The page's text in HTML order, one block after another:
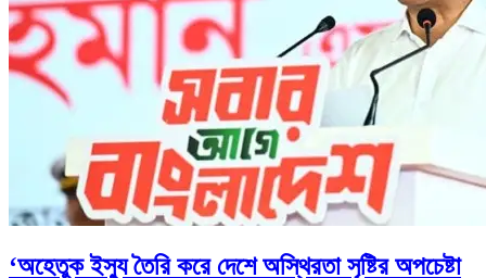
‘অহেতুক ইস্যু তৈরি করে দেশে অস্থিরতা সৃষ্টির অপচেষ্টা